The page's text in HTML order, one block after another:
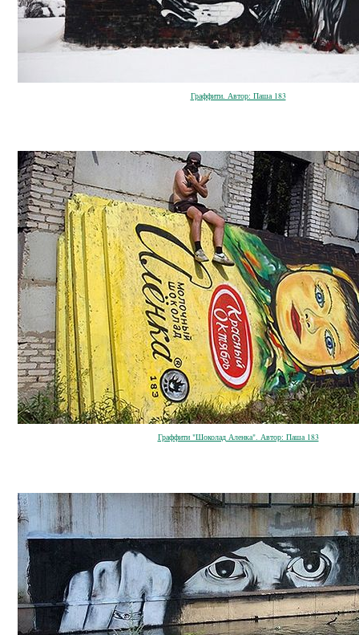
Граффити. Автор: Паша 183
Граффити "Шоколад Аленка". Автор: Паша 183